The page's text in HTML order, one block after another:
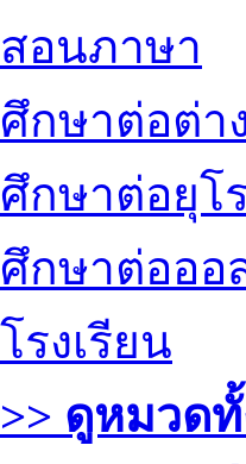
สอนภาษา
ศึกษาต่อต่า
ศึกษาต่อยุโ
ศึกษาต่อออ
โรงเรียน
>> ดูหมวด